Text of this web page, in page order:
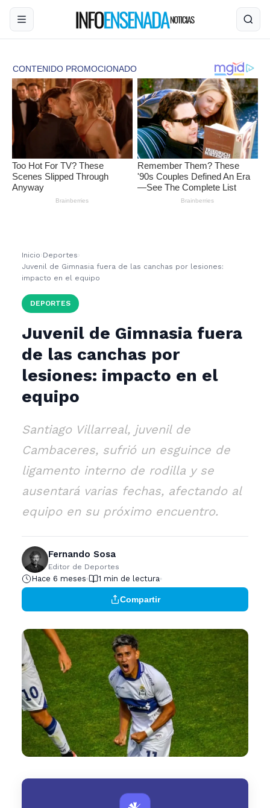
Inicio ›Deportes ›
Juvenil de Gimnasia fuera de las canchas por lesiones:
impacto en el equipo
DEPORTES
Juvenil de Gimnasia fuera
de las canchas por
lesiones: impacto en el
equipo
Santiago Villarreal, juvenil de
Cambaceres, sufrió un esguince de
ligamento interno de rodilla y se
ausentará varias fechas, afectando al
equipo en su próximo encuentro.
Fernando Sosa
Editor de Deportes
Hace 6 meses 1 min de lectura
Compartir